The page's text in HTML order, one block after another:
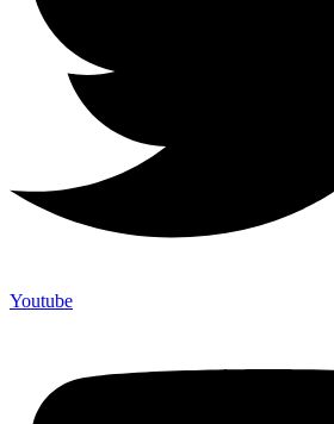
Youtube